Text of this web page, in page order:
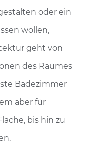
oder ein
wollen,
geht von
des Raumes
Badezimmer
aber für
bis hin zu